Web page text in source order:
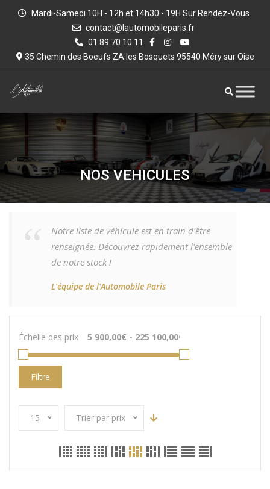
Mardi-Samedi 10H - 12h et 14h30 - 19H Sur Rendez-Vous
contact@lautomobileparis.fr
01 89 70 10 11
35 Chemin des Boeufs ZA les Bosquets 95540 Méry sur Oise
NOS VEHICULES
Notre liste de véhicule est en train d'être
renseignée. Découvrez rapidement l'ensemble
de notre stock !
L'équipe de l'Automobile Paris
Échelle des prix
Filtre
15 Trier par prix